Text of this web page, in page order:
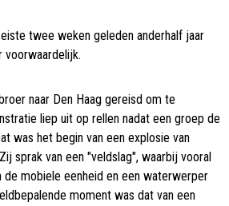
twee weken geleden anderhalf jaar
voorwaardelijk.
naar Den Haag gereisd om te
liep uit op rellen nadat een groep de
was het begin van een explosie van
sprak van een "veldslag", waarbij vooral
mobiele eenheid en een waterwerper
moment was dat van een